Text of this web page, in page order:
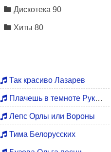
Дискотека 90
Хиты 80
Так красиво Лазарев
Плачешь в темноте Руки Вверх
Лепс Орлы или Вороны
Тима Белорусских